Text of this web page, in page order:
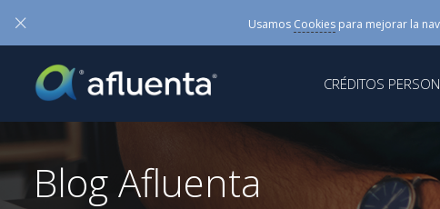
× Usamos Cookiespara mejorar la
CRÉDITOS
Blog Afluenta